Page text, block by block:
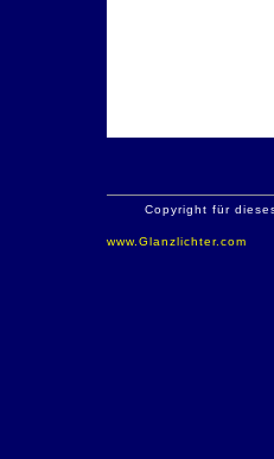
Copyright für
www.Glanzlichter.com